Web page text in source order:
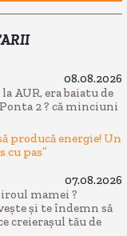
08.08.2026
AUR, era baiatu de
2 ? că minciuni
producă energie! Un
pas”
07.08.2026
mamei ?
și te îndemn să
creierașul tău de